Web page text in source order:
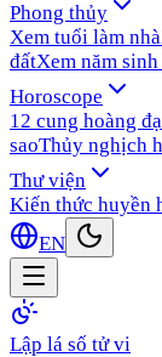
Phong thủy
Xem tuổi làm nhà
đấtXem năm
Horoscope
12 cung hoàng
saoThủy nghịch
Thư viện
Kiến thức huyền
EN
Lập lá số tử vi